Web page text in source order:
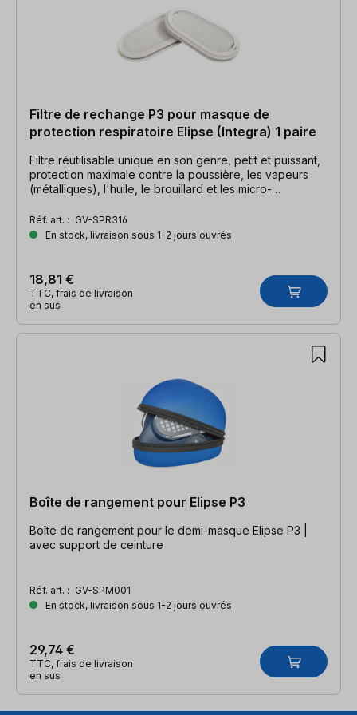
Filtre de rechange P3 pour masque de
protection respiratoire Elipse (Integra) 1 paire
Filtre réutilisable unique en son genre, petit et puissant,
protection maximale contre la poussière, les vapeurs
(métalliques), l'huile, le brouillard et les micro-
Réf. art. : GV-SPR316
En stock, livraison sous 1-2 jours ouvrés
18,81 €
TTC, frais de livraison
en sus
Boîte de rangement pour Elipse P3
Boîte de rangement pour le demi-masque Elipse P3 |
avec support de ceinture
Réf. art. : GV-SPM001
En stock, livraison sous 1-2 jours ouvrés
29,74 €
TTC, frais de livraison
en sus